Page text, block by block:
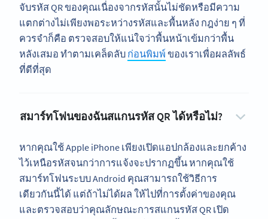
จับรหัส QR ของคุณเนื่องจากรหัสนั้นไม่ชัดหรือมีความ
แตกต่างไม่เพียงพอระหว่างรหัสและพื้นหลัง กฎง่าย ๆ ที่
ควรจำก็คือ ตรวจสอบให้แน่ใจว่าพื้นหน้าเข้มกว่าพื้น
หลังเสมอ ทำตามเคล็ดลับ ก่อนพิมพ์ ของเราเพื่อผลลัพธ์
ที่ดีที่สุด
สมาร์ทโฟนของฉันสแกนรหัส QR ได้หรือไม่?
หากคุณใช้ Apple iPhone เพียงเปิดแอปกล้องและยกค้าง
ไว้เหนือรหัสจนกว่าการแจ้งจะปรากฏขึ้น หากคุณใช้
สมาร์ทโฟนระบบ Android คุณสามารถใช้วิธีการ
เดียวกันนี้ได้ แต่ถ้าไม่ได้ผล ให้ไปที่การตั้งค่าของคุณ
และตรวจสอบว่าคุณลักษณะการสแกนรหัส QR เปิด